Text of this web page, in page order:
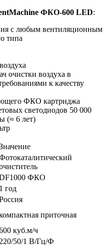
ФКО-600 LED:
с любым вентиляционным
типа
очистки воздуха в
к качеству
ФКО картриджа
светодиодов 50 000
(≈ 6 лет)
ФКО
1 год
приточная
куб.м/ч
220/50/1 В/Гц/Ф